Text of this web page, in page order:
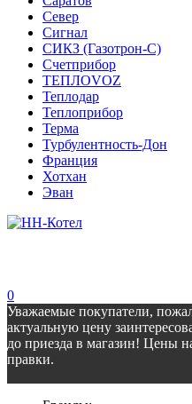
Север
Сигнал
СИКЗ (Газотрон-С)
Счетприбор
ТЕПЛОVOZ
Теплодар
Теплоприбор
Терма
Турбулентность-Дон
Франция
Хотхан
Эван
0
Уважаемые покупатели,
актуальную цену
до приезда в магазин! Цены
правки.